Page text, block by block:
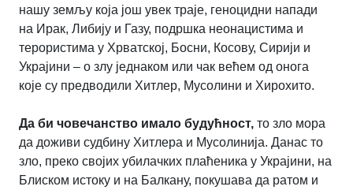
нашу земљу која још увек траје, геноцидни напади
на Ирак, Либију и Газу, подршка неонацистима и
терористима у Хрватској, Босни, Косову, Сирији и
Украјини – о злу једнаком или чак већем од онога
које су предводили Хитлер, Мусолини и Хирохито.
Да би човечанство имало будућност, то зло мора
да доживи судбину Хитлера и Мусолинија. Данас то
зло, преко својих убилачких плаћеника у Украјини, на
Блиском истоку и на Балкану, покушава да ратом и